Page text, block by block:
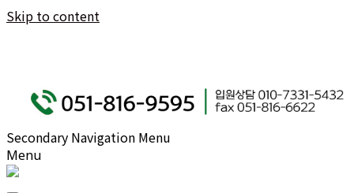
Skip to content
Secondary Navigation Menu
Menu